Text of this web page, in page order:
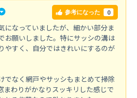
参考になった 0
になっていましたが、細かい部分ま
お願いしました。特にサッシの溝は
やすく、自分ではきれいにするのが
でなく網戸やサッシもまとめて掃除
まわりがかなりスッキリした感じで